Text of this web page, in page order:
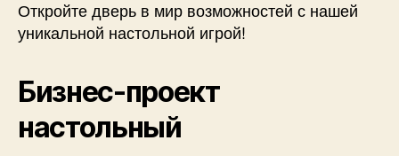
Откройте дверь в мир возможностей с нашей
уникальной настольной игрой!
Бизнес-проект
настольный